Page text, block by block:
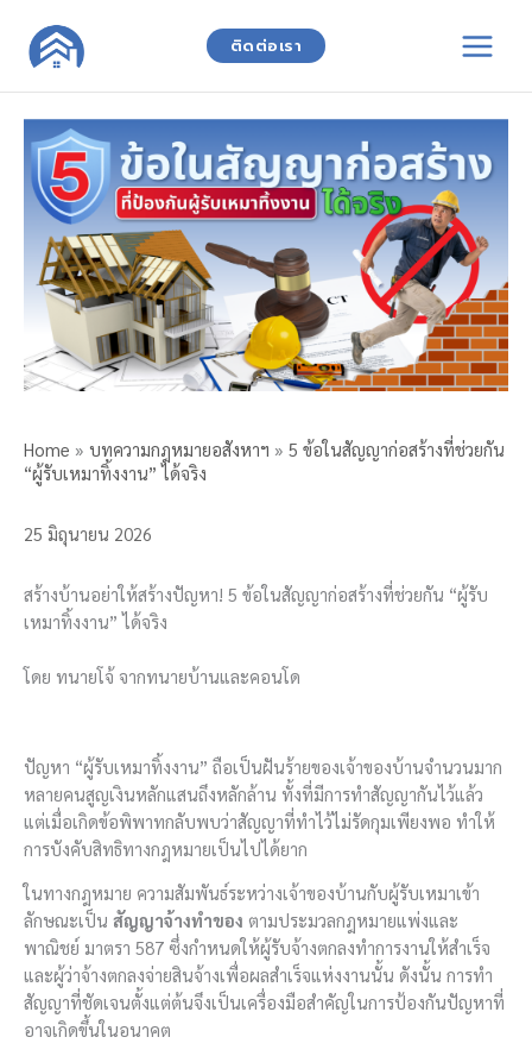
content
ติดต่อเรา
Home » บทความกฎหมายอสังหาฯ » 5 ข้อในสัญญาก่อสร้างที่ช่วยกัน
“ผู้รับเหมาทิ้งงาน” ได้จริง
25 มิถุนายน 2026
สร้างบ้านอย่าให้สร้างปัญหา! 5 ข้อในสัญญาก่อสร้างที่ช่วยกัน “ผู้รับ
เหมาทิ้งงาน” ได้จริง
โดย ทนายโจ้ จากทนายบ้านและคอนโด
ปัญหา “ผู้รับเหมาทิ้งงาน” ถือเป็นฝันร้ายของเจ้าของบ้านจำนวนมาก
หลายคนสูญเงินหลักแสนถึงหลักล้าน ทั้งที่มีการทำสัญญากันไว้แล้ว
แต่เมื่อเกิดข้อพิพาทกลับพบว่าสัญญาที่ทำไว้ไม่รัดกุมเพียงพอ ทำให้
การบังคับสิทธิทางกฎหมายเป็นไปได้ยาก
ในทางกฎหมาย ความสัมพันธ์ระหว่างเจ้าของบ้านกับผู้รับเหมาเข้า
ลักษณะเป็น สัญญาจ้างทำของ ตามประมวลกฎหมายแพ่งและ
พาณิชย์ มาตรา 587 ซึ่งกำหนดให้ผู้รับจ้างตกลงทำการงานให้สำเร็จ
และผู้ว่าจ้างตกลงจ่ายสินจ้างเพื่อผลสำเร็จแห่งงานนั้น ดังนั้น การทำ
สัญญาที่ชัดเจนตั้งแต่ต้นจึงเป็นเครื่องมือสำคัญในการป้องกันปัญหาที่
อาจเกิดขึ้นในอนาคต